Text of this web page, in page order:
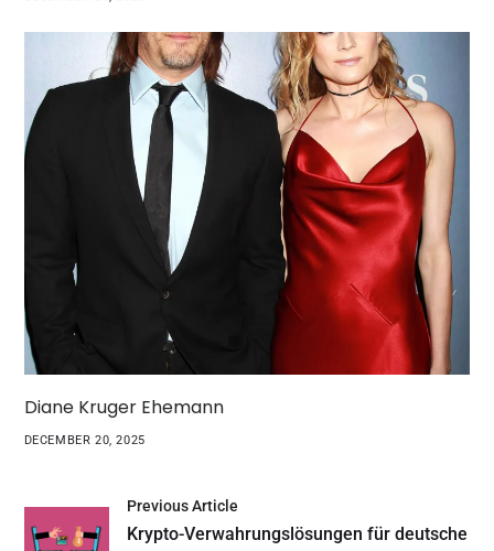
Diane Kruger Ehemann
DECEMBER 20, 2025
Previous Article
Krypto-Verwahrungslösungen für deutsche